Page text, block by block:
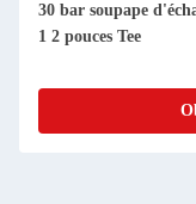
30 bar soupape
1 2 pouces Tee